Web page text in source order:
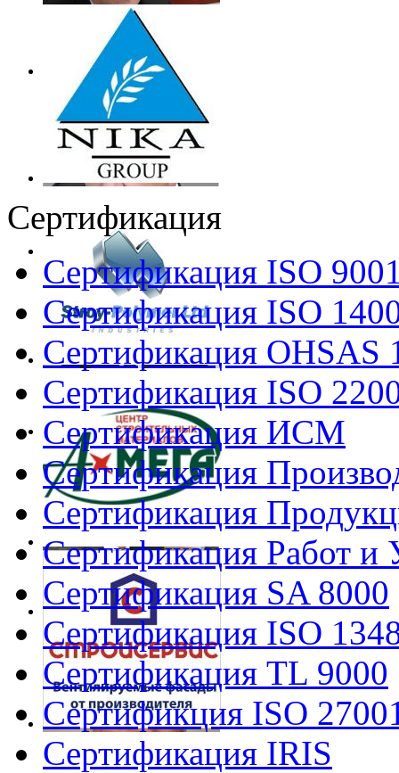
Сертификация
Сертификация ISO
Сертификация ISO
Сертификация OHSAS
Сертификация ISO
Сертификация ИСМ
Сертификация
Сертификация
Сертификация Работ и
Сертификация SA 8000
Сертификация ISO
Сертификация TL 9000
Сертификция ISO
Сертификация IRIS